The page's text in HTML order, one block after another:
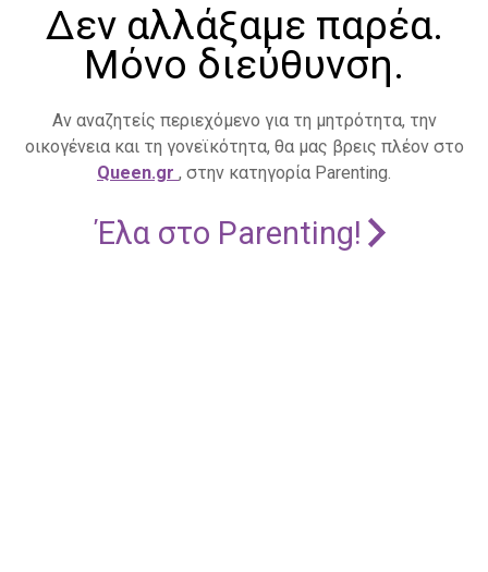
Δεν αλλάξαμε παρέα.
Μόνο διεύθυνση.
Αν αναζητείς περιεχόμενο για τη μητρότητα, την
οικογένεια και τη γονεϊκότητα, θα μας βρεις πλέον στο
Queen.gr , στην κατηγορία Parenting.
Έλα στο Parenting!